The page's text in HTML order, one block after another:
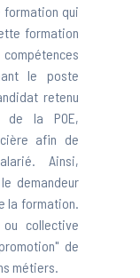
formation qui
formation
le poste
retenu
la POE,
afin de
Ainsi,
demandeur
la formation.
collective
de
métiers.